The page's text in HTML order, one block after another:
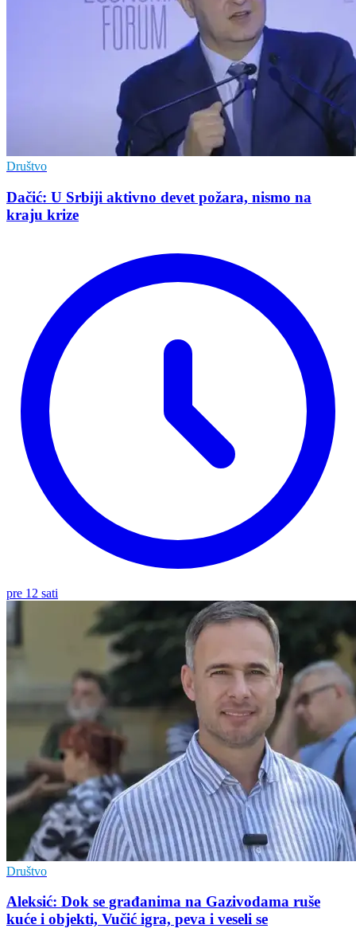
Društvo
Dačić: U Srbiji aktivno devet požara, nismo na
kraju krize
pre 12 sati
Društvo
Aleksić: Dok se građanima na Gazivodama ruše
kuće i objekti, Vučić igra, peva i veseli se